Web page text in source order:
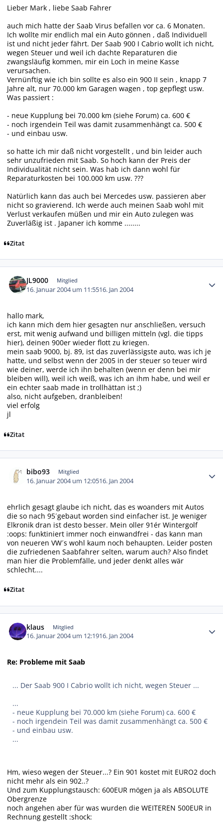
Lieber Mark , liebe Saab Fahrer
auch mich hatte der Saab Virus befallen vor ca. 6 Monaten.
Ich wollte mir endlich mal ein Auto gönnen , daß Individuell
ist und nicht jeder fährt. Der Saab 900 I Cabrio wollt ich nicht,
wegen Steuer und weil ich dachte Reparaturen die
zwangsläufig kommen, mir ein Loch in meine Kasse
verursachen.
Vernünftig wie ich bin sollte es also ein 900 II sein , knapp 7
Jahre alt, nur 70.000 km Garagen wagen , top gepflegt usw.
Was passiert :
- neue Kupplung bei 70.000 km (siehe Forum) ca. 600 €
- noch irgendein Teil was damit zusammenhängt ca. 500 €
- und einbau usw.
so hatte ich mir daß nicht vorgestellt , und bin leider auch
sehr unzufrieden mit Saab. So hoch kann der Preis der
Individualität nicht sein. Was hab ich dann wohl für
Reparaturkosten bei 100.000 km usw. ???
Natürlich kann das auch bei Mercedes usw. passieren aber
nicht so gravierend. Ich werde auch meinen Saab wohl mit
Verlust verkaufen müßen und mir ein Auto zulegen was
Zuverläßig ist . Japaner ich komme ........
Zitat
JL9000 Mitglied
16. Januar 2004 um 11:5516. Jan 2004
hallo mark,
ich kann mich dem hier gesagten nur anschließen, versuch
erst, mit wenig aufwand und billigen mitteln (vgl. die tipps
hier), deinen 900er wieder flott zu kriegen.
mein saab 9000, bj. 89, ist das zuverlässigste auto, was ich je
hatte, und selbst wenn der 2005 in der steuer so teuer wird
wie deiner, werde ich ihn behalten (wenn er denn bei mir
bleiben will), weil ich weiß, was ich an ihm habe, und weil er
ein echter saab made in trollhättan ist ;)
also, nicht aufgeben, dranbleiben!
viel erfolg
jl
Zitat
bibo93 Mitglied
16. Januar 2004 um 12:0516. Jan 2004
ehrlich gesagt glaube ich nicht, das es woanders mit Autos
die so nach 95´gebaut worden sind einfacher ist. Je weniger
Elkronik dran ist desto besser. Mein oller 91ér Wintergolf
:oops: funktiniert immer noch einwandfrei - das kann man
von neueren VW´s wohl kaum noch behaupten. Leider posten
die zufriedenen Saabfahrer selten, warum auch? Also findet
man hier die Problemfälle, und jeder denkt alles wär
schlecht....
Zitat
klaus Mitglied
16. Januar 2004 um 12:1916. Jan 2004
Re: Probleme mit Saab
... Der Saab 900 I Cabrio wollt ich nicht, wegen Steuer ...
...
- neue Kupplung bei 70.000 km (siehe Forum) ca. 600 €
- noch irgendein Teil was damit zusammenhängt ca. 500 €
- und einbau usw.
...
Hm, wieso wegen der Steuer...? Ein 901 kostet mit EURO2 doch
nicht mehr als ein 902..?
Und zum Kupplungstausch: 600EUR mögen ja als ABSOLUTE
Obergrenze
noch angehen aber für was wurden die WEITEREN 500EUR in
Rechnung gestellt :shock: